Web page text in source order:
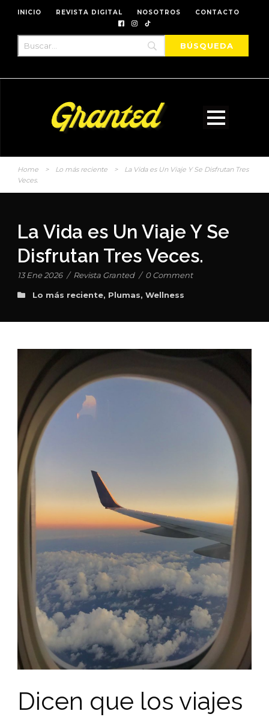
INICIO REVISTA DIGITAL NOSOTROS CONTACTO
Home > Lo más reciente >
La Vida es Un Viaje Y Se Disfrutan Tres
Veces.
La Vida es Un Viaje Y Se
Disfrutan Tres Veces.
13 Ene 2026 / Revista Granted / 0 Comment
Lo más reciente, Plumas, Wellness
Dicen que los viajes